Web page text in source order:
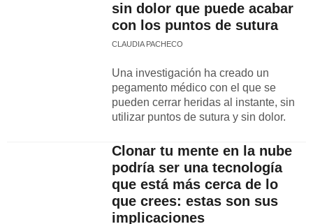
sin dolor que puede acabar
con los puntos de sutura
CLAUDIA PACHECO
Una investigación ha creado un
pegamento médico con el que se
pueden cerrar heridas al instante, sin
utilizar puntos de sutura y sin dolor.
Clonar tu mente en la nube
podría ser una tecnología
que está más cerca de lo
que crees: estas son sus
implicaciones